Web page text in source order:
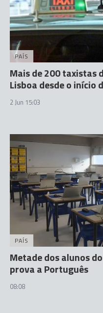
PAÍS
Mais de 200 taxistas
Lisboa desde o início
2 Jun 15:03
PAÍS
Metade dos alunos
prova a Português
08:08